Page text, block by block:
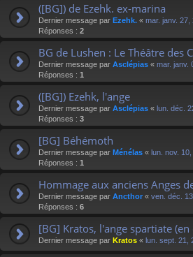
([BG]) de Ezehk. ex-marina
Dernier message par Ezehk. « mar. janv. 27,
Réponses : 2
BG de Lushen : Le Théâtre des
Dernier message par Asclépias « mar. janv.
Réponses : 1
([BG]) Ezehk, l'ange
Dernier message par Asclépias « lun. déc.
Réponses : 3
[BG] Béhémoth
Dernier message par Ménélas « lun. nov.
Réponses : 1
Hommage aux anciens Anges
Dernier message par Ancthor « ven. déc.
Réponses : 6
[BG] Kratos, l'ange spartiate (en
Dernier message par Kratos « lun. sept. 21,